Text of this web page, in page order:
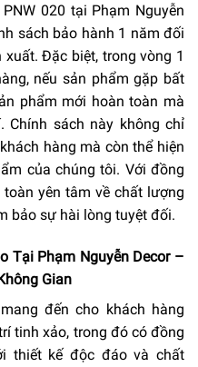
020 tại Phạm Nguyễn
sách bảo hành 1 năm đối
Đặc biệt, trong vòng 1
nếu sản phẩm gặp bất
phẩm mới hoàn toàn mà
Chính sách này không chỉ
hàng mà còn thể hiện
của chúng tôi. Với đồng
yên tâm về chất lượng
bảo sự hài lòng tuyệt đối.
Tại Phạm Nguyễn Decor –
Gian
đến cho khách hàng
tinh xảo, trong đó có đồng
thiết kế độc đáo và chất